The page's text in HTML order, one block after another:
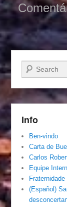
Pesquisar…
Info
Ben-vindo
Carta de
Carlos
Equipe
(Español)